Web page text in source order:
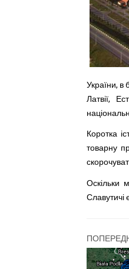
України, в
Латвії,
Коротка
товарну
Оскільки
Славутичі